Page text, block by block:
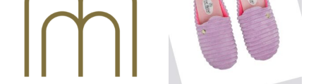
22,00 €.